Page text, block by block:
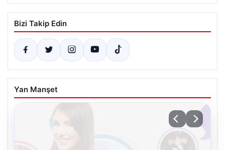
Bizi Takip Edin
Yan Manşet